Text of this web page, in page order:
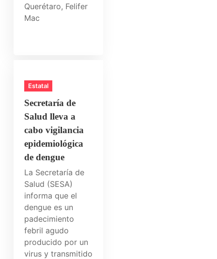
Querétaro, Felifer
Mac
Estatal
Secretaría de
Salud lleva a
cabo vigilancia
epidemiológica
de dengue
La Secretaría de
Salud (SESA)
informa que el
dengue es un
padecimiento
febril agudo
producido por un
virus y transmitido